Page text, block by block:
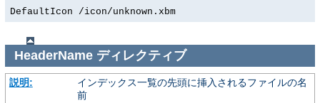
DefaultIcon /icon/unknown.xbm
HeaderNameディレクティブ
説明:
インデックス一覧の先頭に挿入されるファイルの名
前